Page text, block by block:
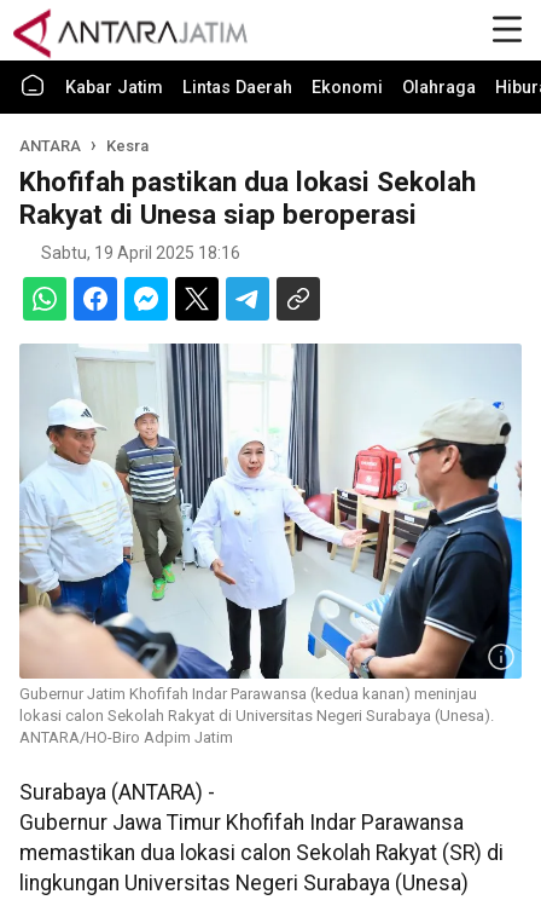
Kabar Jatim Lintas Daerah Ekonomi Olahraga
ANTARA Kesra
Khofifah pastikan dua lokasi Sekolah
Rakyat di Unesa siap beroperasi
Sabtu, 19 April 2025 18:16
Gubernur Jatim Khofifah Indar Parawansa (kedua kanan) meninjau
lokasi calon Sekolah Rakyat di Universitas Negeri Surabaya (Unesa).
ANTARA/HO-Biro Adpim Jatim
Surabaya (ANTARA) -
Gubernur Jawa Timur Khofifah Indar Parawansa
memastikan dua lokasi calon Sekolah Rakyat (SR) di
lingkungan Universitas Negeri Surabaya (Unesa)